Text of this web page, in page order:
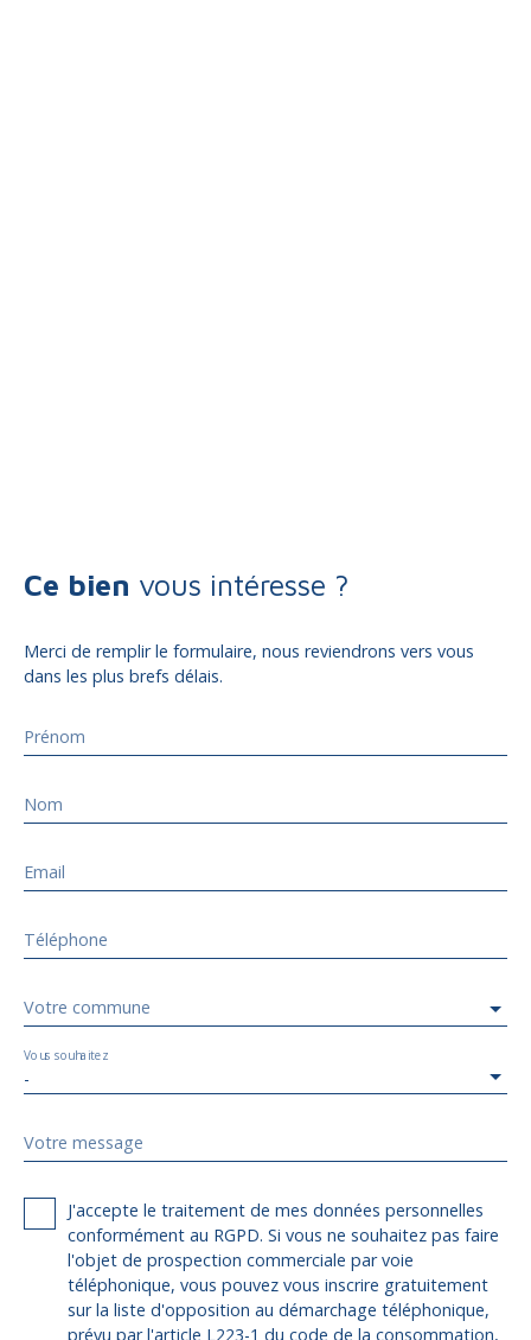
Ce bien vous intéresse ?
Merci de remplir le formulaire, nous reviendrons vers vous
dans les plus brefs délais.
Prénom
Nom
Email
Téléphone
Votre commune
-
Vous souhaitez
Votre message
J'accepte le traitement de mes données personnelles
conformément au RGPD. Si vous ne souhaitez pas faire
l'objet de prospection commerciale par voie
téléphonique, vous pouvez vous inscrire gratuitement
sur la liste d'opposition au démarchage téléphonique,
prévu par l'article L223-1 du code de la consommation,